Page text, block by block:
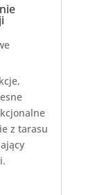
z tarasu